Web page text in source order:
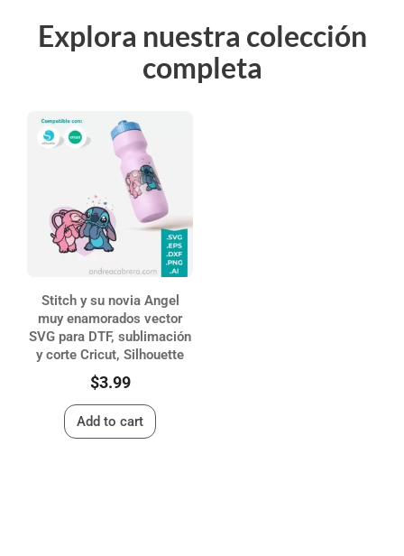
Explora nuestra colección
completa
Stitch y su novia Angel
muy enamorados vector
SVG para DTF, sublimación
y corte Cricut, Silhouette
$3.99
Add to cart